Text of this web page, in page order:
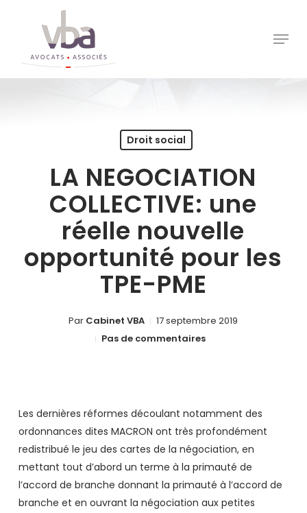
content
Menu
Droit social
LA NEGOCIATION
COLLECTIVE: une
réelle nouvelle
opportunité pour les
TPE-PME
Par Cabinet VBA
17 septembre 2019
Pas de commentaires
Les dernières réformes découlant notamment des
ordonnances dites MACRON ont très profondément
redistribué le jeu des cartes de la négociation, en
mettant tout d’abord un terme à la primauté de
l’accord de branche donnant la primauté à l’accord de
branche et en ouvrant la négociation aux petites
Close